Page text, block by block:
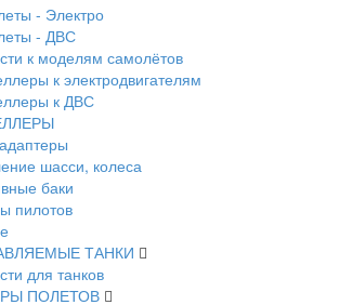
- Электро
- ДВС
к моделям самолётов
к электродвигателям
к ДВС
шасси, колеса
баки
пилотов
ТАНКИ
для танков
ПОЛЕТОВ